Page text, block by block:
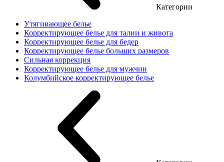
Категории
Утягивающее белье
Корректирующее белье для талии и живота
Корректирующее белье для бедер
Корректирующее белье больших размеров
Сильная коррекция
Корректирующее белье для мужчин
Колумбийское корректирующее белье